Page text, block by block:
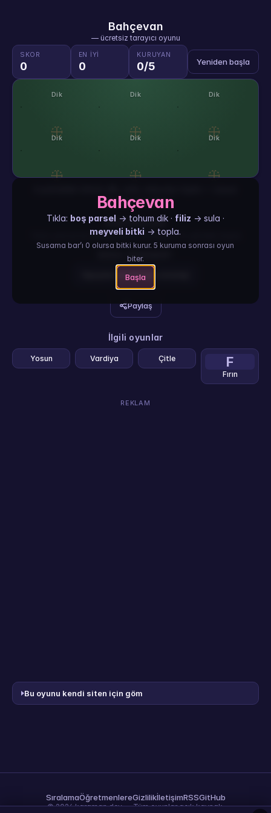
Bahçevan
— ücretsiz tarayıcı oyunu
SKOR
0
EN IYI
0
KURUYAN
0/5 Yeniden başla
Dik Dik Dik
Dik Dik Dik
Bahçevan
Tıkla: boş parsel → tohum dik · filiz → sula ·
meyveli bitki → topla.
Susama bar’ı 0 olursa bitki kurur. 5 kuruma sonrası oyun
biter.
Başla
kalanları kurutma.
KONTROLLER
Tıkla: parsel ile etkileş (dik/sula/topla) · R: yeniden başla
NASIL OYNANIR?
İpuçları ve detaylı strateji
Paylaş
İlgili oyunlar
Yosun Vardiya Çitle F
Fırın
REKLAM
Bu oyunu kendi siten için göm
SıralamaÖğretmenlereGizlilikİletişimRSSGitHub
© 2026 karaman.dev — Tüm oyunlar açık kaynak.